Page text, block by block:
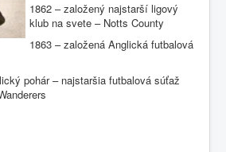
1862 – založený najstarší ligový
klub na svete – Notts County
1863 – založená Anglická futbalová
pohár – najstaršia futbalová súťaž